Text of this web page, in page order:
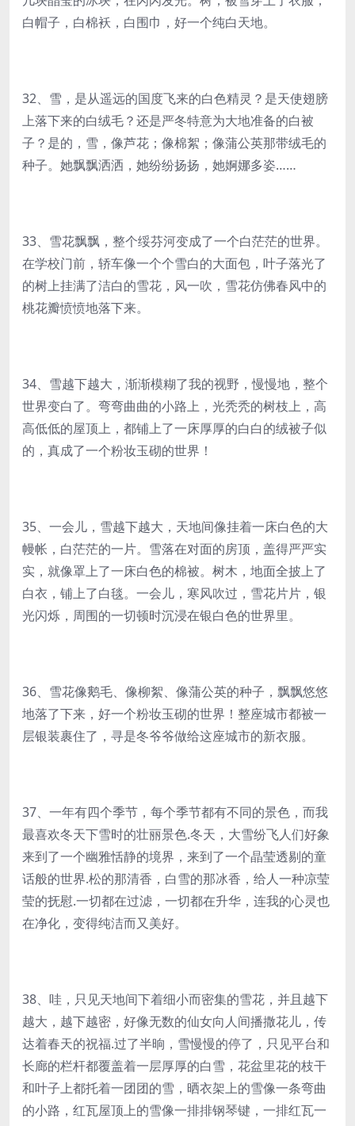
白帽子，白棉袄，白围巾，好一个纯白天地。
32、雪，是从遥远的国度飞来的白色精灵？是天使翅膀
上落下来的白绒毛？还是严冬特意为大地准备的白被
子？是的，雪，像芦花；像棉絮；像蒲公英那带绒毛的
种子。她飘飘洒洒，她纷纷扬扬，她婀娜多姿……
33、雪花飘飘，整个绥芬河变成了一个白茫茫的世界。
在学校门前，轿车像一个个雪白的大面包，叶子落光了
的树上挂满了洁白的雪花，风一吹，雪花仿佛春风中的
桃花瓣愤愤地落下来。
34、雪越下越大，渐渐模糊了我的视野，慢慢地，整个
世界变白了。弯弯曲曲的小路上，光秃秃的树枝上，高
高低低的屋顶上，都铺上了一床厚厚的白白的绒被子似
的，真成了一个粉妆玉砌的世界！
35、一会儿，雪越下越大，天地间像挂着一床白色的大
幔帐，白茫茫的一片。雪落在对面的房顶，盖得严严实
实，就像罩上了一床白色的棉被。树木，地面全披上了
白衣，铺上了白毯。一会儿，寒风吹过，雪花片片，银
光闪烁，周围的一切顿时沉浸在银白色的世界里。
36、雪花像鹅毛、像柳絮、像蒲公英的种子，飘飘悠悠
地落了下来，好一个粉妆玉砌的世界！整座城市都被一
层银装裹住了，寻是冬爷爷做给这座城市的新衣服。
37、一年有四个季节，每个季节都有不同的景色，而我
最喜欢冬天下雪时的壮丽景色.冬天，大雪纷飞人们好象
来到了一个幽雅恬静的境界，来到了一个晶莹透剔的童
话般的世界.松的那清香，白雪的那冰香，给人一种凉莹
莹的抚慰.一切都在过滤，一切都在升华，连我的心灵也
在净化，变得纯洁而又美好。
38、哇，只见天地间下着细小而密集的雪花，并且越下
越大，越下越密，好像无数的仙女向人间播撒花儿，传
达着春天的祝福.过了半晌，雪慢慢的停了，只见平台和
长廊的栏杆都覆盖着一层厚厚的白雪，花盆里花的枝干
和叶子上都托着一团团的雪，晒衣架上的雪像一条弯曲
的小路，红瓦屋顶上的雪像一排排钢琴键，一排红瓦一